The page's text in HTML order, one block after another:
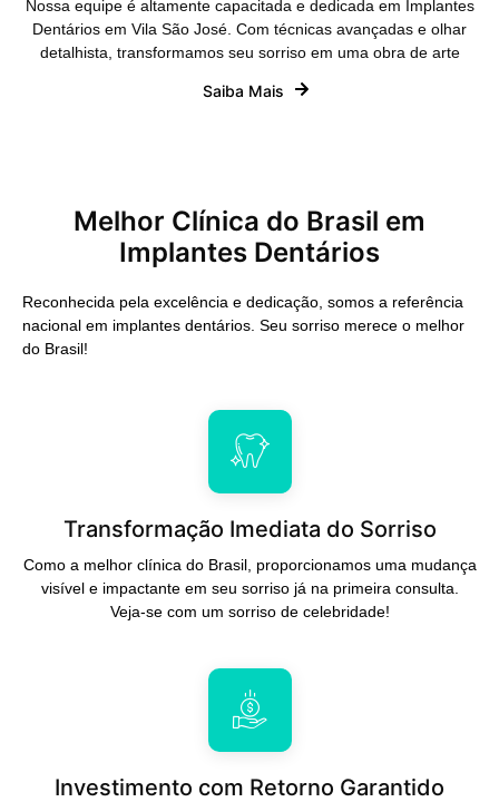
Nossa equipe é altamente capacitada e dedicada em Implantes
Dentários em Vila São José. Com técnicas avançadas e olhar
detalhista, transformamos seu sorriso em uma obra de arte
Saiba Mais
Melhor Clínica do Brasil em
Implantes Dentários
Reconhecida pela excelência e dedicação, somos a referência
nacional em implantes dentários. Seu sorriso merece o melhor
do Brasil!
Transformação Imediata do Sorriso
Como a melhor clínica do Brasil, proporcionamos uma mudança
visível e impactante em seu sorriso já na primeira consulta.
Veja-se com um sorriso de celebridade!
Investimento com Retorno Garantido